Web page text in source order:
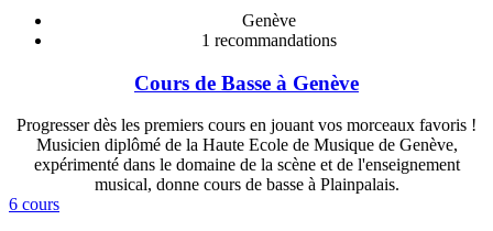
Genève
1 recommandations
Cours de Basse à Genève
Progresser dès les premiers cours en jouant vos morceaux favoris !
Musicien diplômé de la Haute Ecole de Musique de Genève,
expérimenté dans le domaine de la scène et de l'enseignement
musical, donne cours de basse à Plainpalais.
6 cours